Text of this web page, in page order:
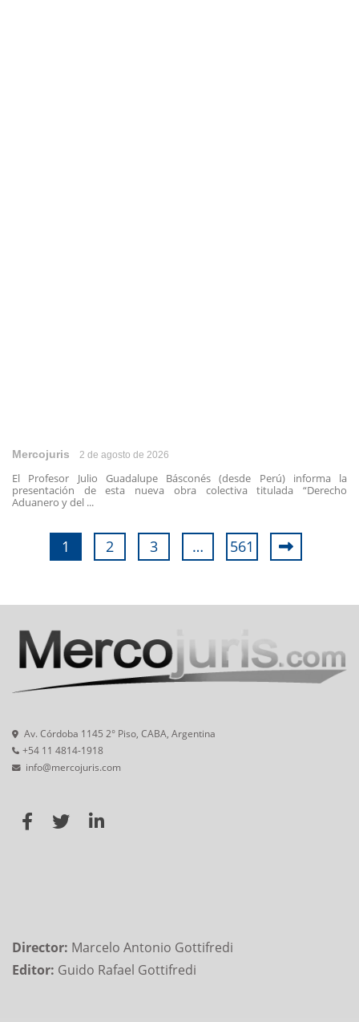
Mercojuris 2 de agosto de 2026
El Profesor Julio Guadalupe Básconés (desde Perú) informa la
presentación de esta nueva obra colectiva titulada “Derecho
Aduanero y del ...
1 2 3 … 561
Av. Córdoba 1145 2° Piso, CABA, Argentina
+54 11 4814-1918
info@mercojuris.com
Director: Marcelo Antonio Gottifredi
Editor: Guido Rafael Gottifredi